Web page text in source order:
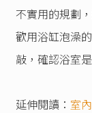
不實用的規劃
歡用浴缸泡澡
敲，確認浴室
延伸閱讀： 室